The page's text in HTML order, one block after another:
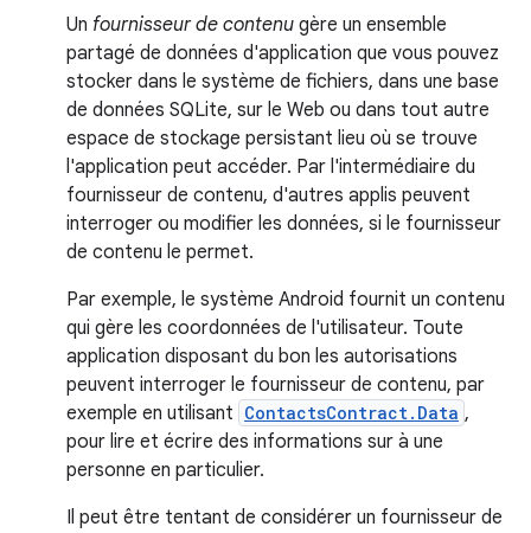
Un fournisseur de contenu gère un ensemble
partagé de données d'application que vous pouvez
stocker dans le système de fichiers, dans une base
de données SQLite, sur le Web ou dans tout autre
espace de stockage persistant lieu où se trouve
l'application peut accéder. Par l'intermédiaire du
fournisseur de contenu, d'autres applis peuvent
interroger ou modifier les données, si le fournisseur
de contenu le permet.
Par exemple, le système Android fournit un contenu
qui gère les coordonnées de l'utilisateur. Toute
application disposant du bon les autorisations
peuvent interroger le fournisseur de contenu, par
exemple en utilisant ContactsContract.Data ,
pour lire et écrire des informations sur à une
personne en particulier.
Il peut être tentant de considérer un fournisseur de